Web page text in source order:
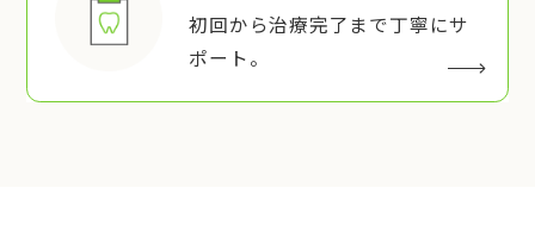
初回から治療完了まで丁寧にサ
ポート。